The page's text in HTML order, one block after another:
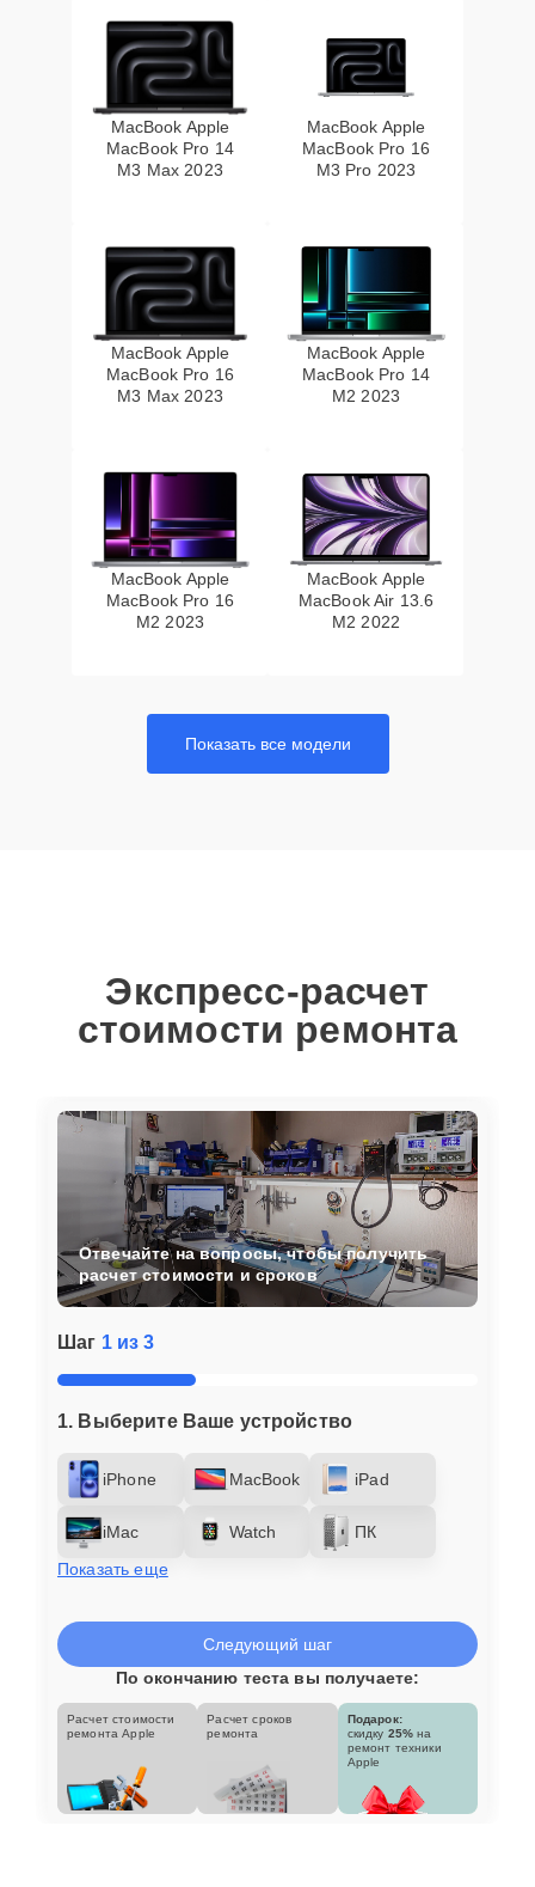
MacBook Apple
MacBook Pro 14
M3 Max 2023
MacBook Apple
MacBook Pro 16
M3 Pro 2023
MacBook Apple
MacBook Pro 16
M3 Max 2023
MacBook Apple
MacBook Pro 14
M2 2023
MacBook Apple
MacBook Pro 16
M2 2023
MacBook Apple
MacBook Air 13.6
M2 2022
Показать все модели
Экспресс-расчет
стоимости ремонта
Шаг 1 из 3
1. Выберите Ваше устройство
iPhone MacBook iPad
iMac Watch
ПК
Показать еще
Отвечайте на вопросы, чтобы получить
расчет стоимости и сроков
Следующий шаг
По окончанию теста вы получаете:
Расчет стоимости
ремонта Apple
Расчет сроков
ремонта
Подарок:
скидку 25% на
ремонт техники
Apple